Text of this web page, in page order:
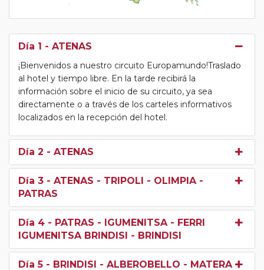
Día 1 - ATENAS
¡Bienvenidos a nuestro circuito Europamundo!Traslado
al hotel y tiempo libre. En la tarde recibirá la
información sobre el inicio de su circuito, ya sea
directamente o a través de los carteles informativos
localizados en la recepción del hotel.
Día 2 - ATENAS
Día 3 - ATENAS - TRIPOLI - OLIMPIA -
PATRAS
Día 4 - PATRAS - IGUMENITSA - FERRI
IGUMENITSA BRINDISI - BRINDISI
Día 5 - BRINDISI - ALBEROBELLO - MATERA -